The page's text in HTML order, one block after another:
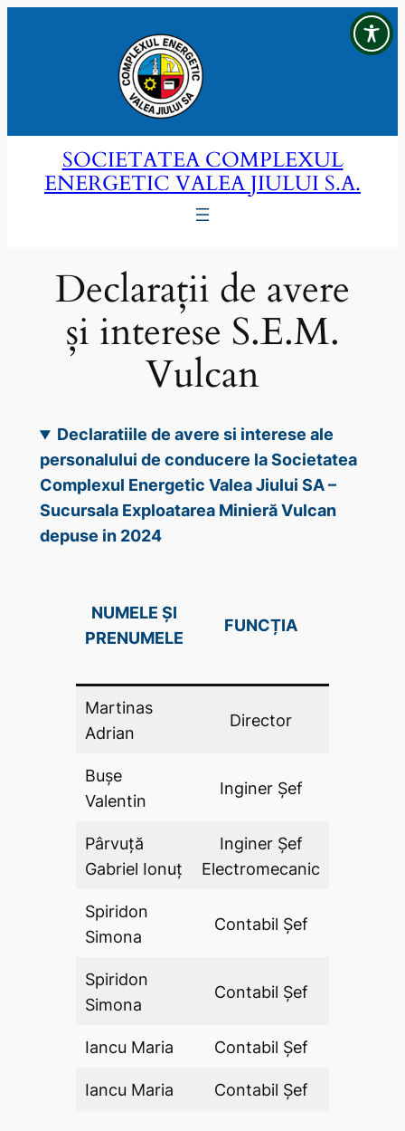
SOCIETATEA COMPLEXUL
ENERGETIC VALEA JIULUI S.A.
Declarații de avere
și interese S.E.M.
Vulcan
Declaratiile de avere si interese ale
personalului de conducere la Societatea
Complexul Energetic Valea Jiului SA –
Sucursala Exploatarea Minieră Vulcan
depuse in 2024
NUMELE ȘI
PRENUMELE
FUNCȚIA
Martinas
Adrian
Director
Bușe
Valentin
Inginer Şef
Pârvuță
Gabriel Ionuț
Inginer Şef
Electromecanic
Spiridon
Simona
Contabil Şef
Spiridon
Simona
Contabil Şef
Iancu Maria Contabil Şef
Iancu Maria Contabil Şef